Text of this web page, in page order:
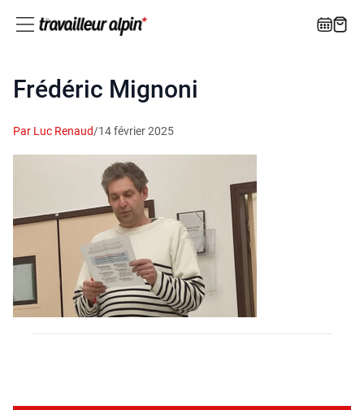
Frédéric Mignoni
Par Luc Renaud/14 février 2025